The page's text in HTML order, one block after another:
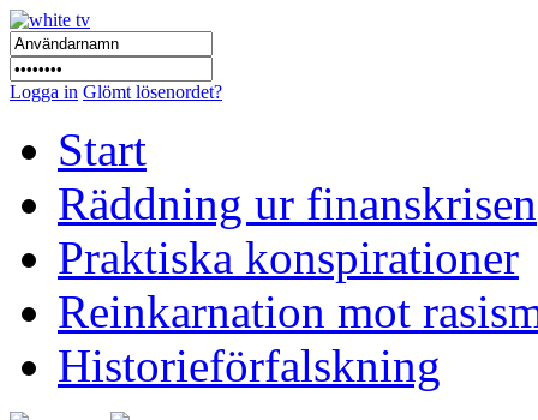
Logga in Glömt lösenordet?
Start
Räddning ur finanskrisen
Praktiska konspirationer
Reinkarnation mot
Historieförfalskning